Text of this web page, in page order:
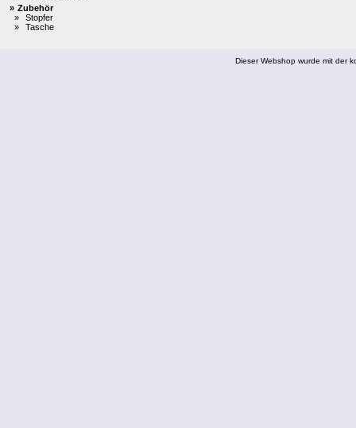
» Zubehör
»
Stopfer
»
Tasche
Dieser Webshop wurde mit der